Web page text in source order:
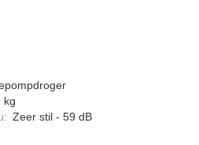
kg
: Zeer stil - 59 dB